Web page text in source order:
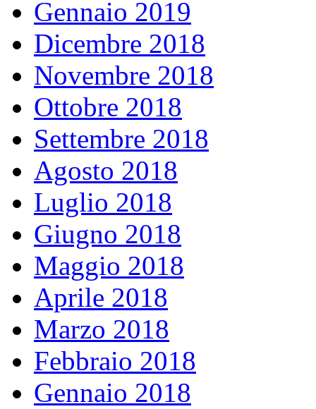
Gennaio 2019
Dicembre 2018
Novembre 2018
Ottobre 2018
Settembre 2018
Agosto 2018
Luglio 2018
Giugno 2018
Maggio 2018
Aprile 2018
Marzo 2018
Febbraio 2018
Gennaio 2018